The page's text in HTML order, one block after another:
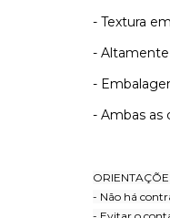
- Textura
-
-
- Ambas as
- Não há